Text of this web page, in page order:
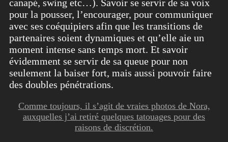
canapé, swing etc…). Savoir se servir de sa voix
pour la pousser, l’encourager, pour communiquer
avec ses coéquipiers afin que les transitions de
partenaires soient dynamiques et qu’elle aie un
moment intense sans temps mort. Et savoir
évidemment se servir de sa queue pour non
seulement la baiser fort, mais aussi pouvoir faire
des doubles pénétrations.
Comme toujours, il s’agit de vraies photos de Nora,
auxquelles j’ai retiré quelques tatouages pour des
raisons de discrétion.